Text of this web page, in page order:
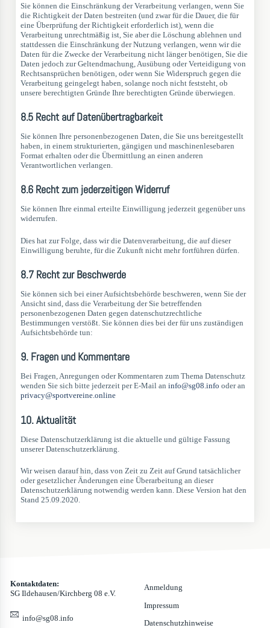
Sie können die Einschränkung der Verarbeitung verlangen, wenn Sie
die Richtigkeit der Daten bestreiten (und zwar für die Dauer, die für
eine Überprüfung der Richtigkeit erforderlich ist), wenn die
Verarbeitung unrechtmäßig ist, Sie aber die Löschung ablehnen und
stattdessen die Einschränkung der Nutzung verlangen, wenn wir die
Daten für die Zwecke der Verarbeitung nicht länger benötigen, Sie die
Daten jedoch zur Geltendmachung, Ausübung oder Verteidigung von
Rechtsansprüchen benötigen, oder wenn Sie Widerspruch gegen die
Verarbeitung geingelegt haben, solange noch nicht feststeht, ob
unsere berechtigten Gründe Ihre berechtigten Gründe überwiegen.
8.5 Recht auf Datenübertragbarkeit
Sie können Ihre personenbezogenen Daten, die Sie uns bereitgestellt
haben, in einem strukturierten, gängigen und maschinenlesebaren
Format erhalten oder die Übermittlung an einen anderen
Verantwortlichen verlangen.
8.6 Recht zum jederzeitigen Widerruf
Sie können Ihre einmal erteilte Einwilligung jederzeit gegenüber uns
widerrufen.
Dies hat zur Folge, dass wir die Datenverarbeitung, die auf dieser
Einwilligung beruhte, für die Zukunft nicht mehr fortführen dürfen.
8.7 Recht zur Beschwerde
Sie können sich bei einer Aufsichtsbehörde beschweren, wenn Sie der
Ansicht sind, dass die Verarbeitung der Sie betreffenden
personenbezogenen Daten gegen datenschutzrechtliche
Bestimmungen verstößt. Sie können dies bei der für uns zuständigen
Aufsichtsbehörde tun:
9. Fragen und Kommentare
Bei Fragen, Anregungen oder Kommentaren zum Thema Datenschutz
wenden Sie sich bitte jederzeit per E-Mail aninfo@sg08.info oder an
privacy@sportvereine.online
10. Aktualität
Diese Datenschutzerklärung ist die aktuelle und gültige Fassung
unserer Datenschutzerklärung.
Wir weisen darauf hin, dass von Zeit zu Zeit auf Grund tatsächlicher
oder gesetzlicher Änderungen eine Überarbeitung an dieser
Datenschutzerklärung notwendig werden kann. Diese Version hat den
Stand 25.09.2020.
Kontaktdaten:
SG Ildehausen/Kirchberg 08 e.V.
info@sg08.info
Anmeldung
Impressum
Datenschutzhinweise